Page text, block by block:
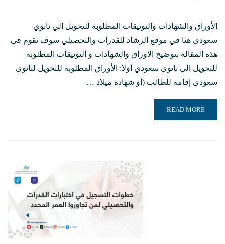
الأوراق والشهادات والتوثيقات المطلوبة للتحويل الي ثانوي
سعودي هنا في موقع الرشاد للقدرات والتحصيلي سوف نقوم في
هذه المقالة بتوضيح الاوراق والشهادات و التوثيقات المطلوبة
للتحويل الي ثانوي سعودي أولا: الأوراق المطلوبة للتحويل لثانوي
سعودي إقامة للطالب (أو شهادة ميلاد …
READ MORE ABOUT الأوراق والشهادات والتوثيقات المطلوبة للتحويل الي ثانوي سعودي
READ MORE